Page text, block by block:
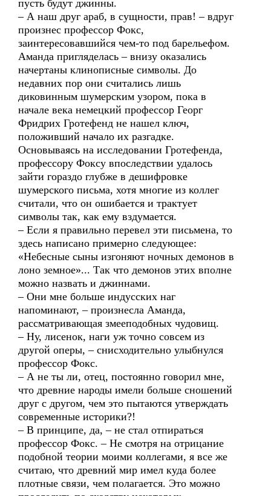
пусть будут джинны.
– А наш друг араб, в сущности, прав! – вдруг
произнес профессор Фокс,
заинтересовавшийся чем-то под барельефом.
Аманда пригляделась – внизу оказались
начертаны клинописные символы. До
недавних пор они считались лишь
диковинным шумерским узором, пока в
начале века немецкий профессор Георг
Фридрих Гротефенд не нашел ключ,
положивший начало их разгадке.
Основываясь на исследовании Гротефенда,
профессору Фоксу впоследствии удалось
зайти гораздо глубже в дешифровке
шумерского письма, хотя многие из коллег
считали, что он ошибается и трактует
символы так, как ему вздумается.
– Если я правильно перевел эти письмена, то
здесь написано примерно следующее:
«Небесные сыны изгоняют ночных демонов в
лоно земное»... Так что демонов этих вполне
можно назвать и джиннами.
– Они мне больше индусских наг
напоминают, – произнесла Аманда,
рассматривающая змееподобных чудовищ.
– Ну, лисенок, наги уж точно совсем из
другой оперы, – снисходительно улыбнулся
профессор Фокс.
– А не ты ли, отец, постоянно говорил мне,
что древние народы имели больше сношений
друг с другом, чем это пытаются утверждать
современные историки?!
– В принципе, да, – не стал отпираться
профессор Фокс. – Не смотря на отрицание
подобной теории моими коллегами, я все же
считаю, что древний мир имел куда более
плотные связи, чем полагается. Это можно